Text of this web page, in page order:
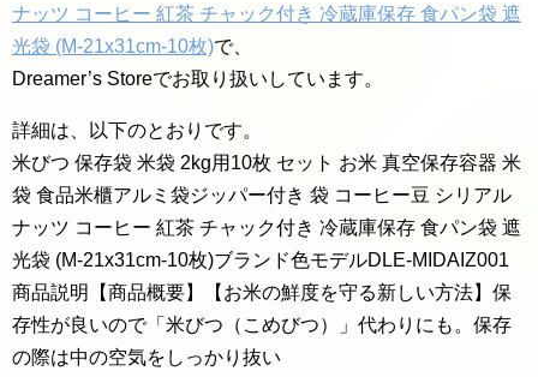
ナッツ コーヒー 紅茶 チャック付き 冷蔵庫保存 食パン袋 遮
光袋 (M-21x31cm-10枚)で、
Dreamer’s Storeでお取り扱いしています。
詳細は、以下のとおりです。
米びつ 保存袋 米袋 2kg用10枚 セット お米 真空保存容器 米
袋 食品米櫃アルミ袋ジッパー付き 袋 コーヒー豆 シリアル
ナッツ コーヒー 紅茶 チャック付き 冷蔵庫保存 食パン袋 遮
光袋 (M-21x31cm-10枚)ブランド色モデルDLE-MIDAIZ001
商品説明【商品概要】【お米の鮮度を守る新しい方法】保
存性が良いので「米びつ（こめびつ）」代わりにも。保存
の際は中の空気をしっかり抜い